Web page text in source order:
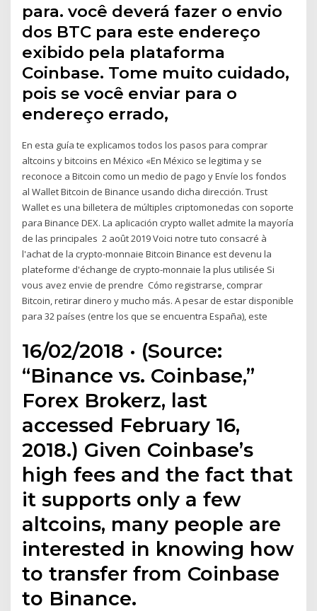
para. você deverá fazer o envio
dos BTC para este endereço
exibido pela plataforma
Coinbase. Tome muito cuidado,
pois se você enviar para o
endereço errado,
En esta guía te explicamos todos los pasos para comprar
altcoins y bitcoins en México «En México se legitima y se
reconoce a Bitcoin como un medio de pago y Envíe los fondos
al Wallet Bitcoin de Binance usando dicha dirección. Trust
Wallet es una billetera de múltiples criptomonedas con soporte
para Binance DEX. La aplicación crypto wallet admite la mayoría
de las principales 2 août 2019 Voici notre tuto consacré à
l'achat de la crypto-monnaie Bitcoin Binance est devenu la
plateforme d'échange de crypto-monnaie la plus utilisée Si
vous avez envie de prendre Cómo registrarse, comprar
Bitcoin, retirar dinero y mucho más. A pesar de estar disponible
para 32 países (entre los que se encuentra España), este
16/02/2018 · (Source:
“Binance vs. Coinbase,”
Forex Brokerz, last
accessed February 16,
2018.) Given Coinbase’s
high fees and the fact that
it supports only a few
altcoins, many people are
interested in knowing how
to transfer from Coinbase
to Binance.